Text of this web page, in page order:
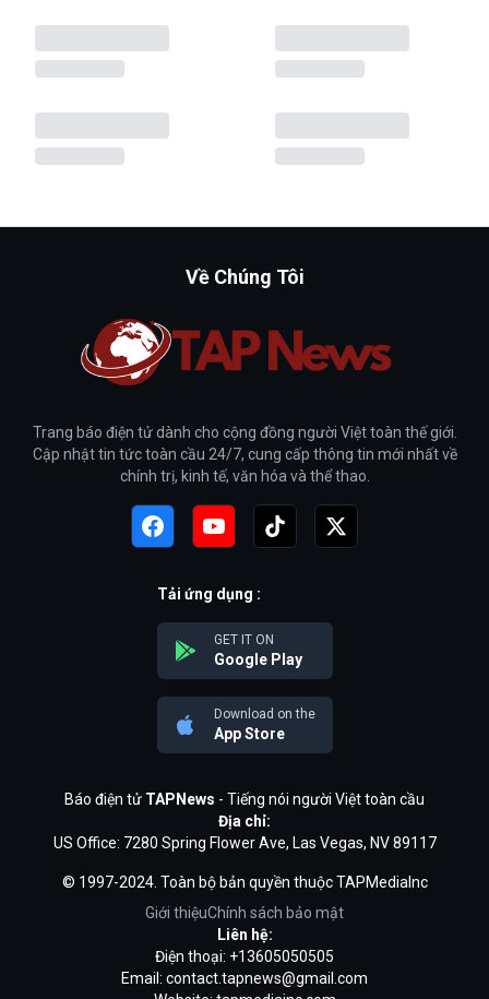
Về Chúng Tôi
Trang báo điện tử dành cho cộng đồng người Việt toàn thế giới.
Cập nhật tin tức toàn cầu 24/7, cung cấp thông tin mới nhất về
chính trị, kinh tế, văn hóa và thể thao.
Tải ứng dụng :
GET IT ON
Google Play
Download on the
App Store
Báo điện tử TAPNews - Tiếng nói người Việt toàn cầu
Địa chỉ:
US Office: 7280 Spring Flower Ave, Las Vegas, NV 89117
© 1997-2024. Toàn bộ bản quyền thuộc TAPMediaInc
Giới thiệuChính sách bảo mật
Liên hệ:
Điện thoại: +13605050505
Email: contact.tapnews@gmail.com